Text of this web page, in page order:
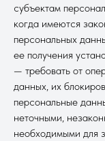
субъектам
когда имеются
персональных
ее получения
— требовать от
данных, их
персональные
неточными,
необходимыми для